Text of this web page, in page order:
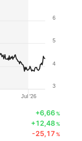
Jul '26
3
4
5
6
+6,66%
+12,48%
-25,17 %